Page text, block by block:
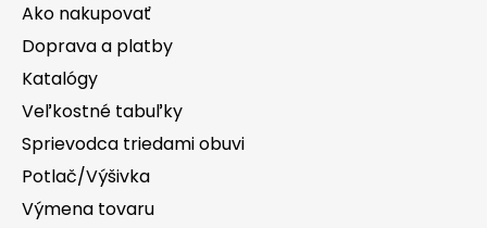
Ako nakupovať
Doprava a platby
Katalógy
Veľkostné tabuľky
Sprievodca triedami obuvi
Potlač/Výšivka
Výmena tovaru